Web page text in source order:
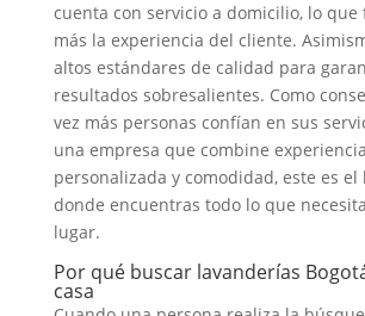
cuenta con servicio a domicilio, lo que
más la experiencia del cliente.
altos estándares de calidad para
resultados sobresalientes. Como
vez más personas confían en sus
una empresa que combine
personalizada y comodidad, este es
donde encuentras todo lo que
lugar.
Por qué buscar lavanderías
casa